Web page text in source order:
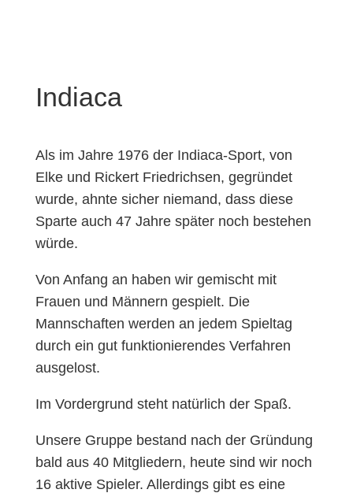
Indiaca
Als im Jahre 1976 der Indiaca-Sport, von
Elke und Rickert Friedrichsen, gegründet
wurde, ahnte sicher niemand, dass diese
Sparte auch 47 Jahre später noch bestehen
würde.
Von Anfang an haben wir gemischt mit
Frauen und Männern gespielt. Die
Mannschaften werden an jedem Spieltag
durch ein gut funktionierendes Verfahren
ausgelost.
Im Vordergrund steht natürlich der Spaß.
Unsere Gruppe bestand nach der Gründung
bald aus 40 Mitgliedern, heute sind wir noch
16 aktive Spieler. Allerdings gibt es eine